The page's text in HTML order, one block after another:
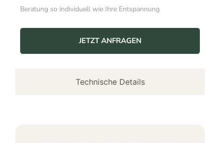
Beratung so individuell wie Ihre Entspannung
JETZT ANFRAGEN
Technische Details